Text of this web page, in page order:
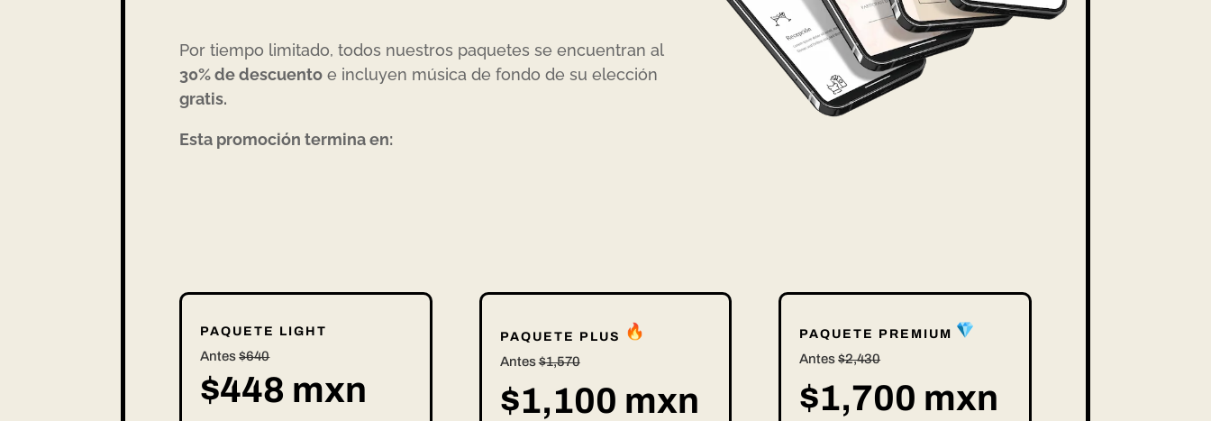
Por tiempo limitado, todos nuestros paquetes se encuentran al
30% de descuento e incluyen música de fondo de su elección
gratis.
Esta promoción termina en:
PAQUETE LIGHT
Antes$640
$448 mxn
PAQUETE PLUS
Antes$1,570
$1,100 mxn
PAQUETE PREMIUM
Antes$2,430
$1,700 mxn